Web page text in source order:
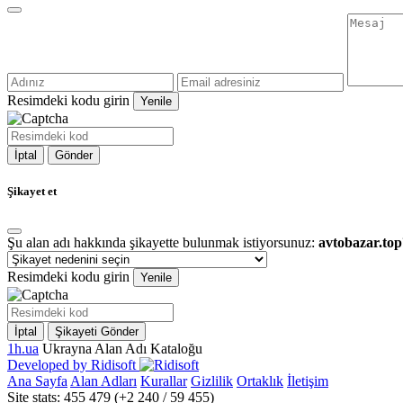
Resimdeki kodu girin Yenile
İptal Gönder
Şikayet et
Şu alan adı hakkında şikayette bulunmak istiyorsunuz: avtobazar.top
Resimdeki kodu girin Yenile
İptal Şikayeti Gönder
1h.ua Ukrayna Alan Adı Kataloğu
Developed by Ridisoft
Ana Sayfa Alan Adları Kurallar Gizlilik Ortaklık İletişim
Site stats: 455 479 (+2 240 / 59 455)